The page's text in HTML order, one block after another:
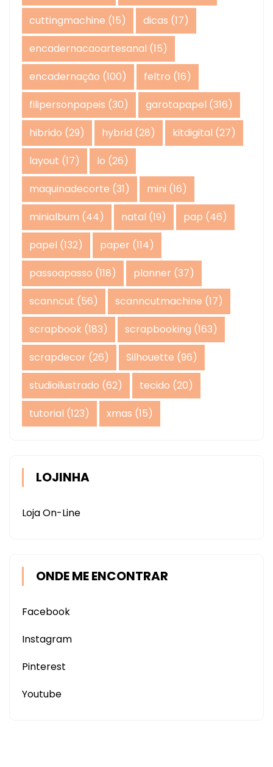
cuttingmachine (15) dicas (17)
encadernacaoartesanal (15)
encadernação (100) feltro (16)
filipersonpapeis (30) garotapapel (316)
hibrido (29) hybrid (28) kitdigital (27)
layout (17) lo (26)
maquinadecorte (31) mini (16)
minialbum (44) natal (19) pap (46)
papel (132) paper (114)
passoapasso (118) planner (37)
scanncut (56) scanncutmachine (17)
scrapbook (183) scrapbooking (163)
scrapdecor (26) Silhouette (96)
studioilustrado (62) tecido (20)
tutorial (123) xmas (15)
LOJINHA
Loja On-Line
ONDE ME ENCONTRAR
Facebook
Instagram
Pinterest
Youtube